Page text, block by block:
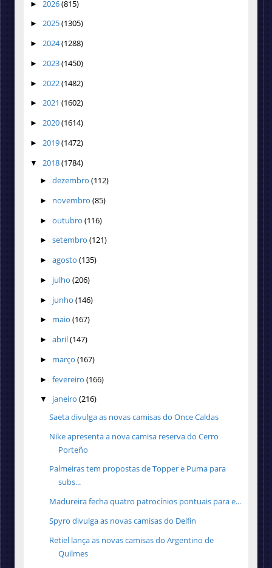
► 2026(815)
► 2025(1305)
► 2024(1288)
► 2023(1450)
► 2022(1482)
► 2021 (1602)
► 2020(1614)
► 2019(1472)
▼ 2018(1784)
► dezembro (112)
► novembro (85)
► outubro (116)
► setembro (121)
► agosto (135)
► julho (206)
► junho (146)
► maio (167)
► abril(147)
► março (167)
► fevereiro (166)
▼ janeiro (216)
Saeta divulga as novas camisas do Once Caldas
Nike apresenta a nova camisa reserva do Cerro
Porteño
Palmeiras tem propostas de Topper e Puma para
subs...
Madureira fecha quatro patrocínios pontuais para e...
Spyro divulga as novas camisas do Delfin
Retiel lança as novas camisas do Argentino de
Quilmes